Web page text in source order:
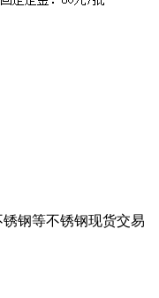
锈钢等不锈钢现货交易